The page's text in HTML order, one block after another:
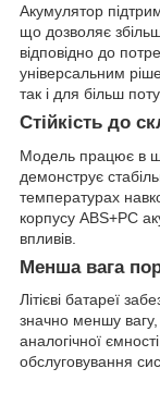
Акумулятор
що дозволяє
відповідно до
універсальним
так і для більш
Стійкість до
Модель працює в
демонструє
температурах
корпусу ABS+PC
впливів.
Менша вага
Літієві батареї
значно меншу вагу,
аналогічної
обслуговування